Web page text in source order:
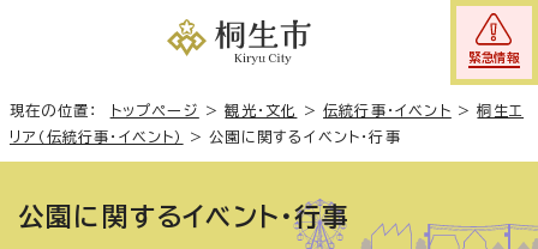
緊急情報
現在の位置： トップページ >観光・文化 >伝統行事・イベント >桐生エ
リア（伝統行事・イベント）
>公園に関するイベント・行事
公園に関するイベント・行事